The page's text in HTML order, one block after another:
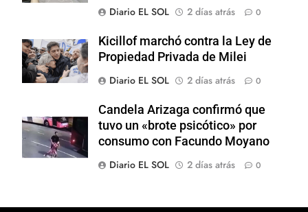
Diario EL SOL
2 días atrás 0
Kicillof marchó contra la Ley de
Propiedad Privada de Milei
Diario EL SOL
2 días atrás 0
Candela Arizaga confirmó que
tuvo un «brote psicótico» por
consumo con Facundo Moyano
Diario EL SOL
2 días atrás 0